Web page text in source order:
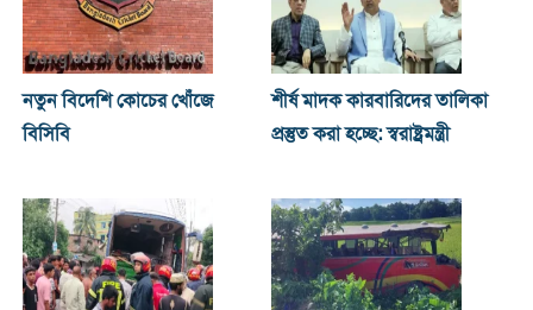
নতুন বিদেশি কোচের খোঁজে
বিসিবি
শীর্ষ মাদক কারবারিদের তালিকা
প্রস্তুত করা হচ্ছে: স্বরাষ্ট্রমন্ত্রী